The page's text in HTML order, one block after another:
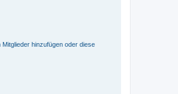
hinzufügen oder diese